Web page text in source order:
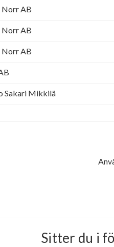
Norr AB
Norr AB
Norr AB
Sakari Mikkilä
Sitter du i